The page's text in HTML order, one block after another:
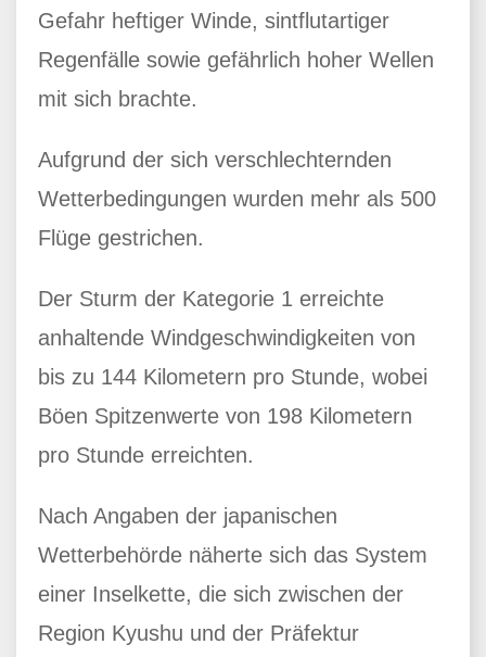
Gefahr heftiger Winde, sintflutartiger
Regenfälle sowie gefährlich hoher Wellen
mit sich brachte.
Aufgrund der sich verschlechternden
Wetterbedingungen wurden mehr als 500
Flüge gestrichen.
Der Sturm der Kategorie 1 erreichte
anhaltende Windgeschwindigkeiten von
bis zu 144 Kilometern pro Stunde, wobei
Böen Spitzenwerte von 198 Kilometern
pro Stunde erreichten.
Nach Angaben der japanischen
Wetterbehörde näherte sich das System
einer Inselkette, die sich zwischen der
Region Kyushu und der Präfektur